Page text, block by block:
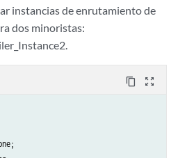
instancias de enrutamiento de
dos minoristas:
content_copy zoom_out_map